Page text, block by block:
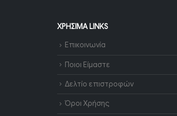
ΧΡΉΣΙΜΑ LINKS
Επικοινωνία
Ποιοι Είμαστε
Δελτίο επιστροφών
Όροι Χρήσης